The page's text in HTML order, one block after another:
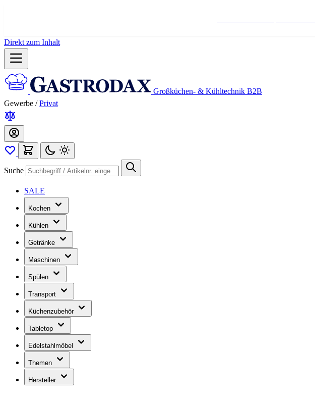
Direkt zum Inhalt
Großküchen- & Kühltechnik B2B
Gewerbe / Privat
Suche
SALE
Kochen
Kühlen
Getränke
Maschinen
Spülen
Transport
Küchenzubehör
Tabletop
Edelstahlmöbel
Themen
Hersteller